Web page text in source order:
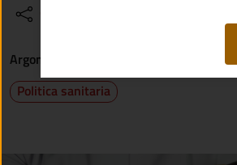
Argomenti
Politica sanitaria